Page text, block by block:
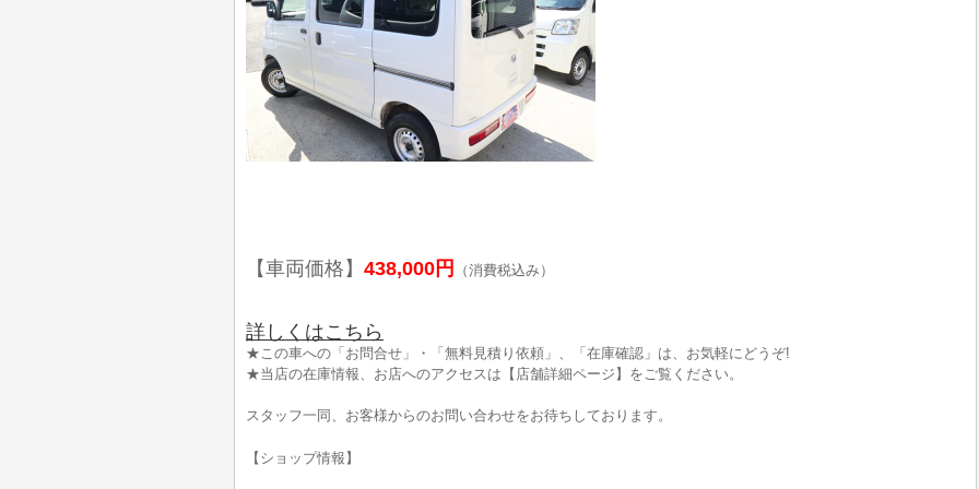
【車両価格】 438,000円 （消費税込み）
詳しくはこちら
★この車への「お問合せ」・「無料見積り依頼」、「在庫確認」は、お気軽にどうぞ!
★当店の在庫情報、お店へのアクセスは【店舗詳細ページ】をご覧ください。
スタッフ一同、お客様からのお問い合わせをお待ちしております。
【ショップ情報】